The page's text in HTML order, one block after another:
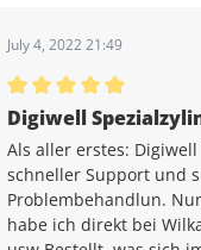
July 4, 2022 21:49
Durchschnittliche
Digiwell
Als aller erstes:
schneller Support und
Problembehandlun.
habe ich direkt bei